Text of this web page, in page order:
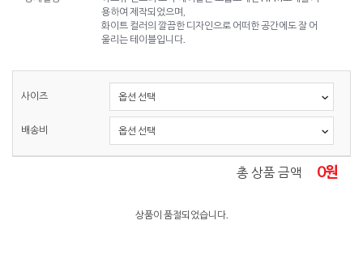
용하여 제작되었으며,
화이트 컬러의 깔끔한 디자인으로 어떠한 공간에도 잘 어
울리는 테이블입니다.
사이즈
배송비
총 상품 금액 0원
상품이 품절되었습니다.